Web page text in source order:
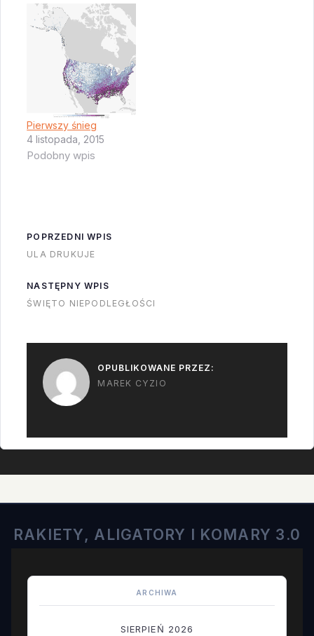
Pierwszy śnieg
4 listopada, 2015
Podobny wpis
POPRZEDNI WPIS
ULA DRUKUJE
NASTĘPNY WPIS
ŚWIĘTO NIEPODLEGŁOŚCI
OPUBLIKOWANE PRZEZ:
MAREK CYZIO
RAKIETY, ALIGATORY I KOMARY 3.0
ARCHIWA
SIERPIEŃ 2026